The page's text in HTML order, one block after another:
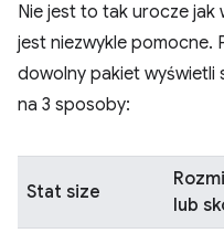
Nie jest to tak urocze jak
jest niezwykle pomocne.
dowolny pakiet wyświetli
na 3 sposoby:
Stat size
lub